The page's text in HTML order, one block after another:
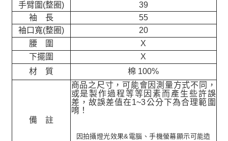
手臂圍(整圈)
39
袖 長
55
袖口寬(整圈)
20
腰 圍
X
下擺圍
X
材 質
棉 100%
備 註
商品之尺寸，可能會因測量方式不同，
或是製作過程等等因素而產生些許誤
差，故誤差值在1~3公分下為合理範圍
唷！
因拍攝燈光效果&電腦、手機螢幕顯示可能造